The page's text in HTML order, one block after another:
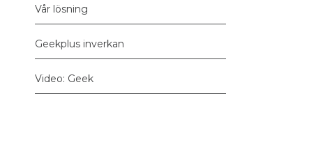
Vår lösning
Geekplus inverkan
Video: Geek